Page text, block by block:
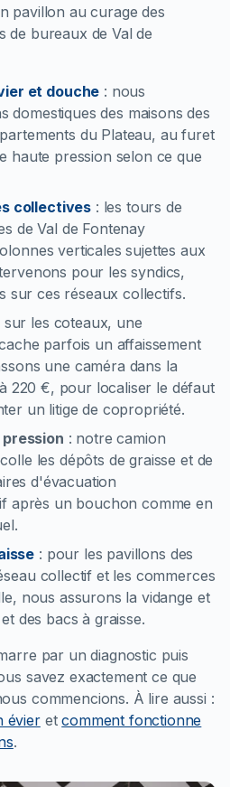
pavillon au curage des
de bureaux de Val de
et douche : nous
domestiques des maisons des
du Plateau, au furet
haute pression selon ce que
collectives : les tours de
de Val de Fontenay
verticales sujettes aux
pour les syndics,
sur ces réseaux collectifs.
sur les coteaux, une
parfois un affaissement
une caméra dans la
220 €, pour localiser le défaut
un litige de copropriété.
: notre camion
les dépôts de graisse et de
d'évacuation
après un bouchon comme en
: pour les pavillons des
collectif et les commerces
nous assurons la vidange et
des bacs à graisse.
par un diagnostic puis
savez exactement ce que
commencions. À lire aussi :
évieretcomment fonctionne
.